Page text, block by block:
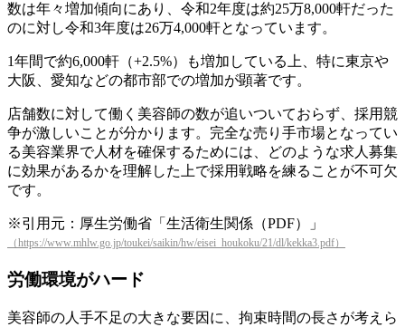
数は年々増加傾向にあり、令和2年度は約25万8,000軒だった
のに対し令和3年度は26万4,000軒となっています。
1年間で約6,000軒（+2.5%）も増加している上、特に東京や
大阪、愛知などの都市部での増加が顕著です。
店舗数に対して働く美容師の数が追いついておらず、採用競
争が激しいことが分かります。完全な売り手市場となってい
る美容業界で人材を確保するためには、どのような求人募集
に効果があるかを理解した上で採用戦略を練ることが不可欠
です。
※引用元：厚生労働省「生活衛生関係（PDF）」
（https://www.mhlw.go.jp/toukei/saikin/hw/eisei_houkoku/21/dl/kekka3.pdf）
労働環境がハード
美容師の人手不足の大きな要因に、拘束時間の長さが考えら